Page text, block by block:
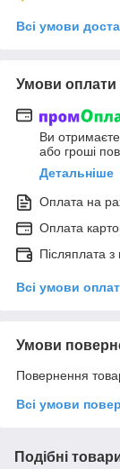
Всі умови
Умови оплати
Ви
або гроші
Детальніше
Оплата на
Оплата
Післяплата
Всі умови
Умови
Повернення
Всі умови
Подібні